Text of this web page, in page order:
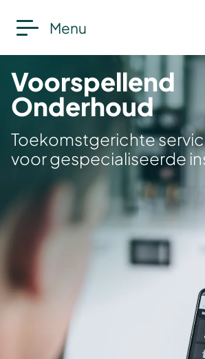
Menu
Voorspellend
Onderhoud
Toekomstgerichte
voor gespecialiseerde